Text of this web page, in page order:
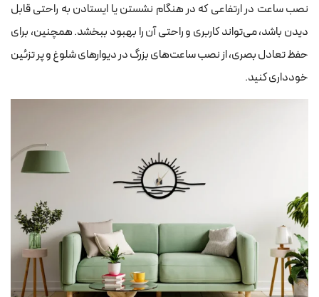
نصب ساعت در ارتفاعی که در هنگام نشستن یا ایستادن به راحتی قابل
دیدن باشد، می‌تواند کاربری و راحتی آن را بهبود ببخشد. همچنین، برای
حفظ تعادل بصری، از نصب ساعت‌های بزرگ در دیوارهای شلوغ و پر تزئین
خودداری کنید.